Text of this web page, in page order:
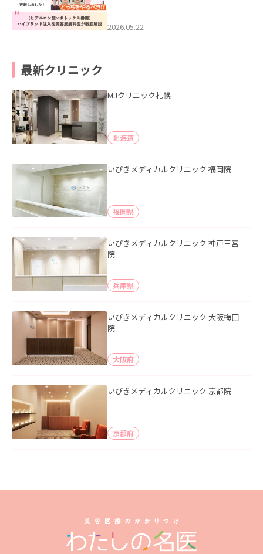
た。
2026.05.22
最新クリニック
MJクリニック札幌
北海道
いびきメディカルクリニック 福岡院
福岡県
いびきメディカルクリニック 神戸三宮
院
兵庫県
いびきメディカルクリニック 大阪梅田
院
大阪府
いびきメディカルクリニック 京都院
京都府